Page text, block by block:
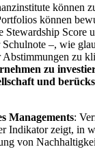
können
können
Stewardship
–, wie
zu
zu
und
Managements:
Indikator zeigt, in
von